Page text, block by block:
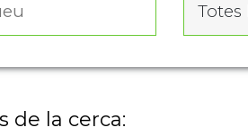
Totes
de la cerca: